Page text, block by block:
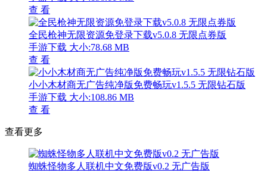
查 看
全民枪神无限资源免登录下载v5.0.8 无限点券版
手游下载 大小:78.68 MB
查 看
小小木材商无广告纯净版免费畅玩v1.5.5 无限钻石版
手游下载 大小:108.86 MB
查 看
查看更多
蜘蛛怪物多人联机中文免费版v0.2 无广告版